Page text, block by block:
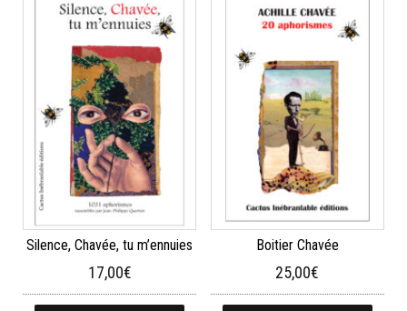
Silence, Chavée, tu m’ennuies
17,00€
Boitier Chavée
25,00€